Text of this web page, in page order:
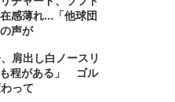
感薄れ...「他球団
声が
肩出し白ノースリ
程がある」 ゴル
って